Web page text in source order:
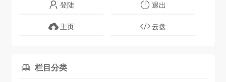
登陆 退出
主页 云盘
 栏目分类